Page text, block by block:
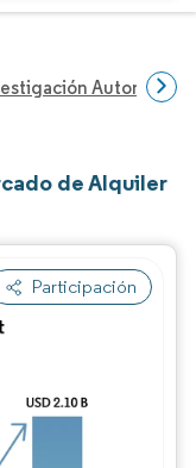
Automotriz
de Alquiler
Participación